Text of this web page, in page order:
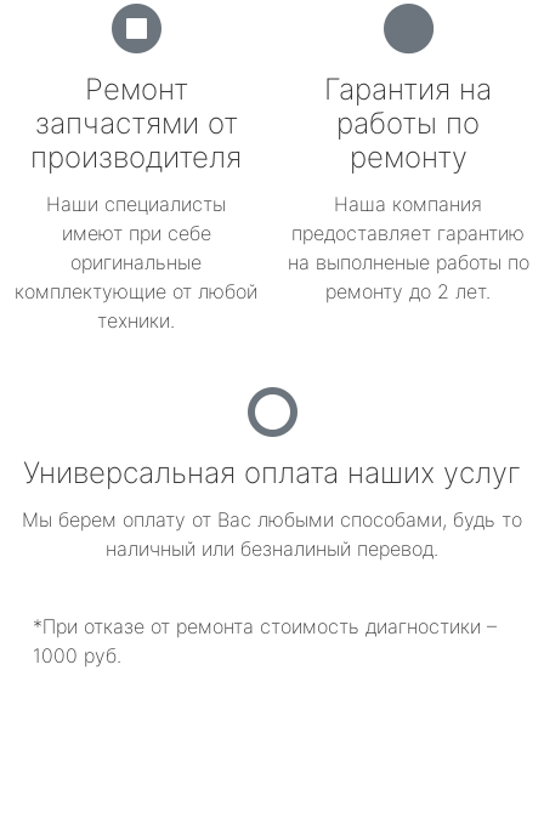
Ремонт
запчастями от
производителя
Наши специалисты
имеют при себе
оригинальные
комплектующие от любой
техники.
Гарантия на
работы по
ремонту
Наша компания
предоставляет гарантию
на выполненые работы по
ремонту до 2 лет.
Универсальная оплата наших услуг
Мы берем оплату от Вас любыми способами, будь то
наличный или безналиный перевод.
*При отказе от ремонта стоимость диагностики –
1000 руб.